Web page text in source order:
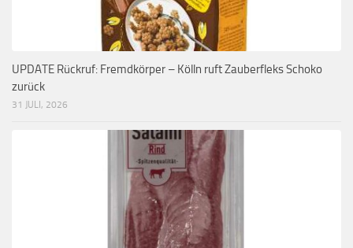
UPDATE Rückruf: Fremdkörper – Kölln ruft Zauberfleks Schoko
zurück
31 JULI, 2026